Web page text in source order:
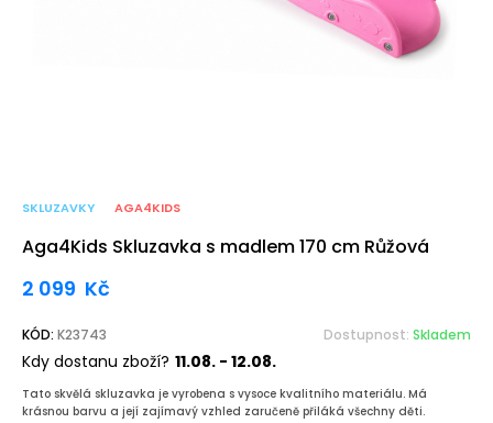
SKLUZAVKY AGA4KIDS
Aga4Kids Skluzavka s madlem 170 cm Růžová
2 099 Kč
KÓD: K23743 Dostupnost: Skladem
Kdy dostanu zboží? 11.08. - 12.08.
Tato skvělá skluzavka je vyrobena s vysoce kvalitního materiálu. Má
krásnou barvu a její zajímavý vzhled zaručeně přiláká všechny děti.